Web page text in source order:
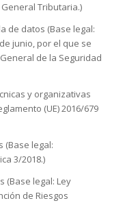
Tributaria.)
de datos (Base legal:
junio, por el que se
de la Seguridad
y organizativas
(UE) 2016/679
(Base legal:
3/2018.)
(Base legal: Ley
de Riesgos